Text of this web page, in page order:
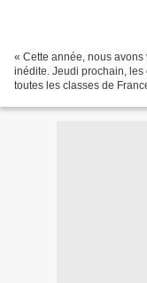
« Cette année, nous
inédite. Jeudi prochain, les
toutes les classes de